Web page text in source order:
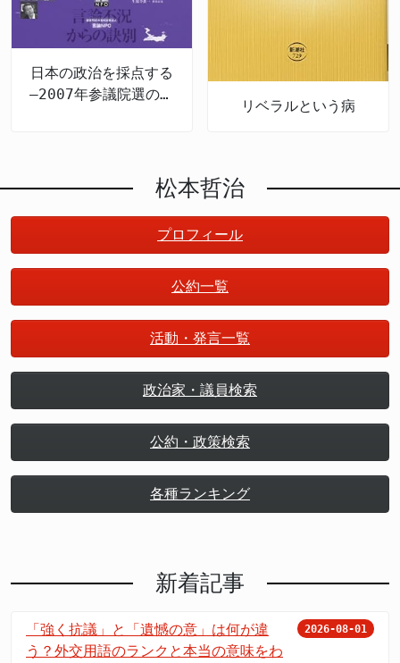
日本の政治を採点する
―2007年参議院選の公
リベラルという病
松本哲治
プロフィール
公約一覧
活動・発言一覧
政治家・議員検索
公約・政策検索
各種ランキング
新着記事
「強く抗議」と「遺憾の意」は何が違
う？外交用語のランクと本当の意味をわ
2026-08-01